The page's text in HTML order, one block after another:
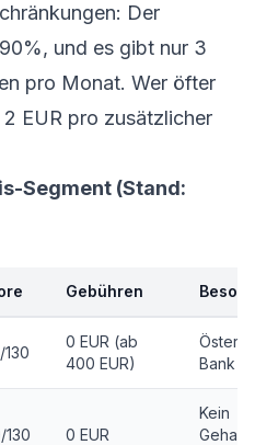
Der
und es gibt nur 3
pro Monat. Wer öfter
EUR pro zusätzlicher
Segment (Stand:
Gebühren
130
0 EUR (ab
400 EUR)
Bank
130 0 EUR
Kein